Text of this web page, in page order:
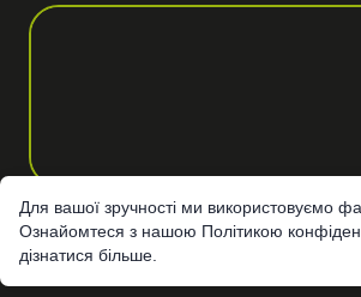
Для вашої зручності ми використовуємо
Ознайомтеся з нашою Політикою
дізнатися більше.